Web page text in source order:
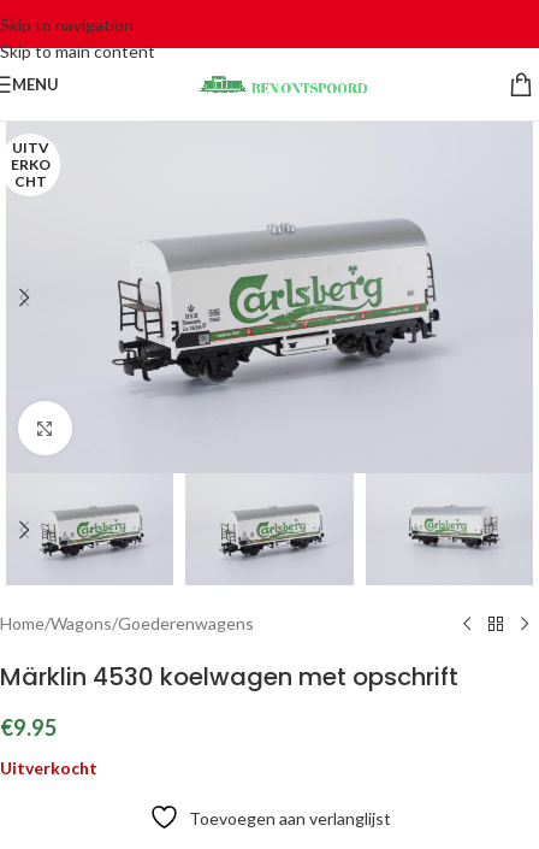
Skip to navigation
Skip to main content
MENU
UITV
ERKO
CHT
Click to enlarge
Home/Wagons/Goederenwagens
Märklin 4530 koelwagen met opschrift
€9.95
Uitverkocht
Toevoegen aan verlanglijst